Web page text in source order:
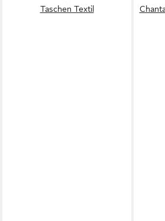
Taschen Textil